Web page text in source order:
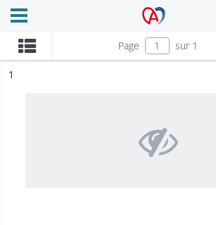
Archives Alsace - Colmar
Ouvrir le menu déroulant
Page sur 1
n°
1